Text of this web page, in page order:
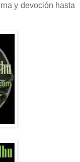
y devoción hasta